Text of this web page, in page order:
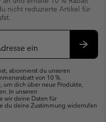
nicht reduzierte Artikel für
abonnierst du unseren
von 10 %.
um dich über neue Produkte,
In unseren
wir deine Daten für
du deine Zustimmung widerrufen